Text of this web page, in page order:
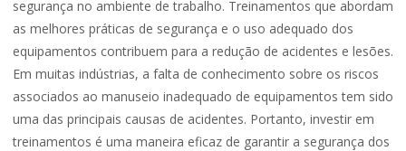
segurança no ambiente de trabalho. Treinamentos que abordam
as melhores práticas de segurança e o uso adequado dos
equipamentos contribuem para a redução de acidentes e lesões.
Em muitas indústrias, a falta de conhecimento sobre os riscos
associados ao manuseio inadequado de equipamentos tem sido
uma das principais causas de acidentes. Portanto, investir em
treinamentos é uma maneira eficaz de garantir a segurança dos